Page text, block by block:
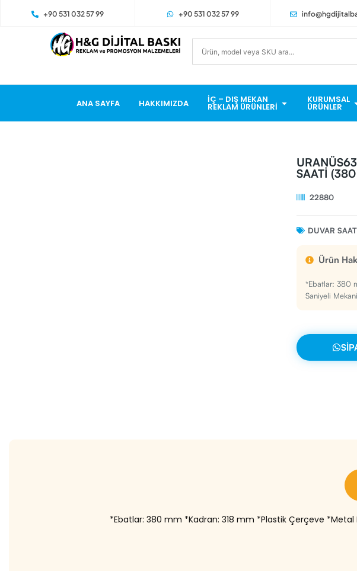
+90 531 032 57 99 +90 531 032 57 99
ANA SAYFA HAKKIMIZDA İÇ – DIŞ MEKAN
REKLAM ÜRÜNLERI
KURUMSAL
ÜRÜNLER
SAATİ
22880
DUVAR
Ürün
*Ebatlar: 380
Saniyeli
*Ebatlar: 380 mm *Kadran: 318 mm *Plastik Çerçeve